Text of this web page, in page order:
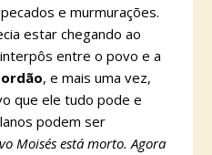
e murmurações.
estar chegando ao
entre o povo e a
, e mais uma vez,
que ele tudo pode e
podem ser
Moisés está morto. Agora